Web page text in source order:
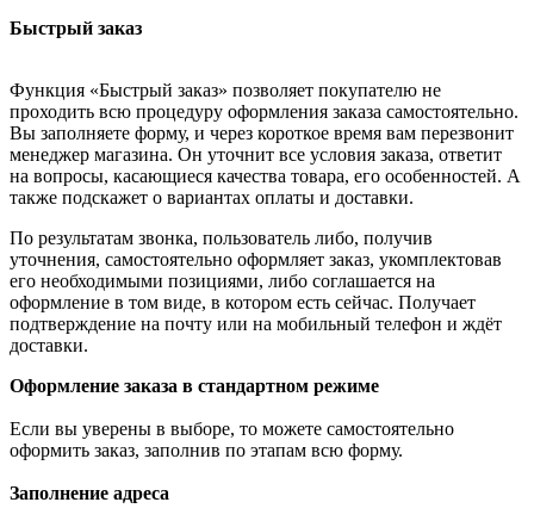
Быстрый заказ
Функция «Быстрый заказ» позволяет покупателю не
проходить всю процедуру оформления заказа самостоятельно.
Вы заполняете форму, и через короткое время вам перезвонит
менеджер магазина. Он уточнит все условия заказа, ответит
на вопросы, касающиеся качества товара, его особенностей. А
также подскажет о вариантах оплаты и доставки.
По результатам звонка, пользователь либо, получив
уточнения, самостоятельно оформляет заказ, укомплектовав
его необходимыми позициями, либо соглашается на
оформление в том виде, в котором есть сейчас. Получает
подтверждение на почту или на мобильный телефон и ждёт
доставки.
Оформление заказа в стандартном режиме
Если вы уверены в выборе, то можете самостоятельно
оформить заказ, заполнив по этапам всю форму.
Заполнение адреса